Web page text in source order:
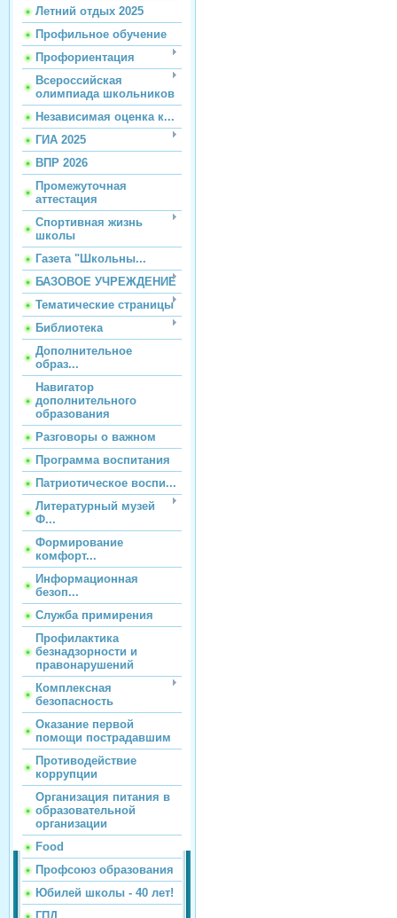
Летний отдых 2025
Профильное обучение
Профориентация
Всероссийская
олимпиада школьников
Независимая оценка к...
ГИА 2025
ВПР 2026
Промежуточная
аттестация
Спортивная жизнь
школы
Газета "Школьны...
БАЗОВОЕ УЧРЕЖДЕНИЕ
Тематические страницы
Библиотека
Дополнительное
образ...
Навигатор
дополнительного
образования
Разговоры о важном
Программа воспитания
Патриотическое воспи...
Литературный музей
Ф...
Формирование
комфорт...
Информационная
безоп...
Служба примирения
Профилактика
безнадзорности и
правонарушений
Комплексная
безопасность
Оказание первой
помощи пострадавшим
Противодействие
коррупции
Организация питания в
образовательной
организации
Food
Профсоюз образования
Юбилей школы - 40 лет!